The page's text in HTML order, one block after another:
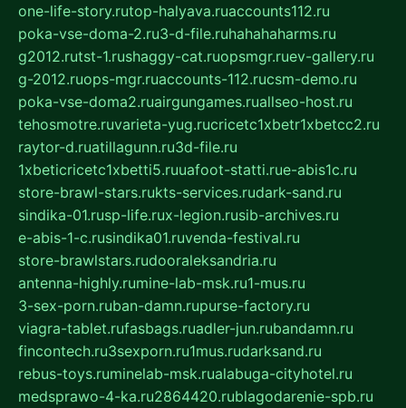
one-life-story.rutop-halyava.ruaccounts112.ru
poka-vse-doma-2.ru3-d-file.ruhahahaharms.ru
g2012.rutst-1.rushaggy-cat.ruopsmgr.ruev-gallery.ru
g-2012.ruops-mgr.ruaccounts-112.rucsm-demo.ru
poka-vse-doma2.ruairgungames.ruallseo-host.ru
tehosmotre.ruvarieta-yug.rucricetc1xbetr1xbetcc2.ru
raytor-d.ruatillagunn.ru3d-file.ru
1xbeticricetc1xbetti5.ruuafoot-statti.rue-abis1c.ru
store-brawl-stars.rukts-services.rudark-sand.ru
sindika-01.rusp-life.rux-legion.rusib-archives.ru
e-abis-1-c.rusindika01.ruvenda-festival.ru
store-brawlstars.rudooraleksandria.ru
antenna-highly.rumine-lab-msk.ru1-mus.ru
3-sex-porn.ruban-damn.rupurse-factory.ru
viagra-tablet.rufasbags.ruadler-jun.rubandamn.ru
fincontech.ru3sexporn.ru1mus.rudarksand.ru
rebus-toys.ruminelab-msk.rualabuga-cityhotel.ru
medsprawo-4-ka.ru2864420.rublagodarenie-spb.ru